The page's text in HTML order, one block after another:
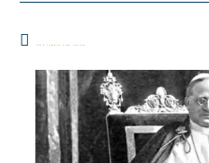
Você também pode gostar